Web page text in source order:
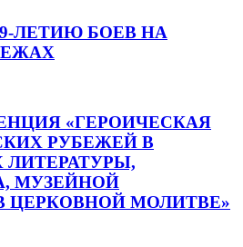
ЛЕТИЮ БОЕВ НА
«ГЕРОИЧЕСКАЯ
РУБЕЖЕЙ В
ЛИТЕРАТУРЫ,
МУЗЕЙНОЙ
ЦЕРКОВНОЙ МОЛИТВЕ»